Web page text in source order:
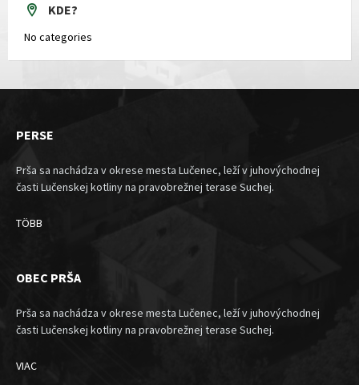
KDE?
No categories
PERSE
Prša sa nachádza v okrese mesta Lučenec, leží v juhovýchodnej
časti Lučenskej kotliny na pravobrežnej terase Suchej.
TÖBB
OBEC PRŠA
Prša sa nachádza v okrese mesta Lučenec, leží v juhovýchodnej
časti Lučenskej kotliny na pravobrežnej terase Suchej.
VIAC